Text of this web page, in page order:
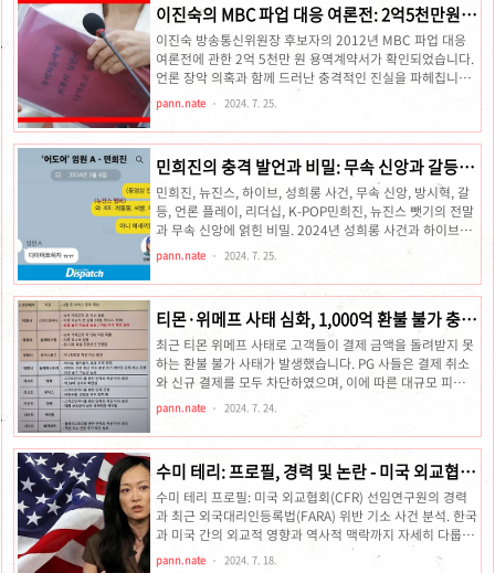
행 도로에서 발생했으며, 운전자의 급발진 주장에도 불구하
고 경찰과 국립과학수사연구원의 조사 결과 가속 페달을 밟
은 상태에서 브레이크를 밟은 흔적이 없는 것으로 확인되었
습니다.사고 발생 배경사고 일시: 2023년 7월 1일장소: 서
울시 중구 시청역 인근사고 차량: 제네시스 G80사건 경위역
주행 경로: 차..
이진숙의 MBC 파업 대응 여론전: 2억5천만원
용역계약의 진실
이진숙 방송통신위원장 후보자의 2012년 MBC 파업 대응
여론전에 관한 2억 5천만 원 용역계약서가 확인되었습니다.
언론 장악 의혹과 함께 드러난 충격적인 진실을 파헤칩니다.
서론2024년 7월 24일, 이진숙 방송통신위원장 후보자가
2012년 MBC 파업 당시 여론전을 위해 2억 5천만 원 상당
의 용역 계약을 맺었다는 사실이 밝혀졌습니다.계약의 배경
으로 재직 중이었으며, 온라인 매체 위키트리와 접촉해 노조
와해 공작을 도모했다는 의혹을 받았습니다. 당시 위키트리
와 맺은 용역 계약서는 2억 5천만 원 상당의 금액으로, 여론
악화에 대한 대응책으로 체결되었습니다. 이 계약서에는 자
었습니다..
pann.nate 2024. 7. 25.
민희진의 충격 발언과 비밀: 무속 신앙과 갈등의
이면
민희진, 뉴진스, 하이브, 성희롱 사건, 무속 신앙, 방시혁, 갈
등, 언론 플레이, 리더십, K-POP민희진, 뉴진스 뺏기의 전말
과 무속 신앙에 얽힌 비밀. 2024년 성희롱 사건과 하이브와
의 갈등, 방시혁과의 충돌까지 모든 것을 파헤칩니다. 지금
바로 확인하세요! 민희진의 기자회견 2024년 4월, 민희진은
기자회견에서 무속 신앙을 부정하며 "여러분들은 안 그러세
니다. 하지만 놀랍게도 민희진은 2021년에만 굿과 기도로
약 7,000만 원을 쓴 사실이 드러났습니다. 그녀의 발언과 실
제 행동 사이의 모순은 많은 이들을 놀라게 했습니다. 민희진
대표의 기자회견 발언 어록 정리2024년 4월 25일, 민희진
pann.nate 2024. 7. 25.
티몬·위메프 사태 심화, 1,000억 환불 불가 충
격! 머지포인트 재현되나?
최근 티몬 위메프 사태로 고객들이 결제 금액을 돌려받지 못
하는 환불 불가 사태가 발생했습니다. PG 사들은 결제 취소
와 신규 결제를 모두 차단하였으며, 이에 따른 대규모 피해가
예상됩니다.배경정산 지연 사태의 확산티몬, 위메프, 큐텐에
서 발생한 정산 지연 사태는 큐텐그룹 전체로 확산되면서 피
해자들이 속출하고 있습니다. 주요 입점 사들은 판매 중단을
니다. 이러한 상황은 소비자들에게도 큰 피해를 주고 있습니
다.소비자 입장신뢰 붕괴와 경제적 손실:소비자들은 상품을
구매하고도 갑작스러운 주문 취소와 환불 지연으로 인해 큰
불편을 겪고 있습니다. 특히 여행상품을 구매한 소비자들은
휴가 계획이 무산되는 등 심각한 피해를 입고 있습니다. 이러
pann.nate 2024. 7. 24.
수미 테리: 프로필, 경력 및 논란 - 미국 외교협회
(CFR) 선임연구원의 기소 사건 분석
수미 테리 프로필: 미국 외교협회(CFR) 선임연구원의 경력
과 최근 외국대리인등록법(FARA) 위반 기소 사건 분석. 한국
과 미국 간의 외교적 영향과 역사적 맥락까지 자세히 다룹니
다소개수미 테리는 미국 외교협회(CFR)의 선임연구원으로
pann.nate 2024. 7. 18.